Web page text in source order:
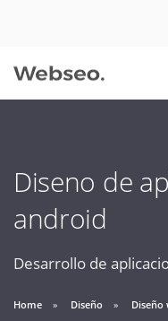
Diseno de
android
Desarrollo de
Home Diseño Diseño
09:30